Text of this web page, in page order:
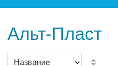
Альт-Пласт